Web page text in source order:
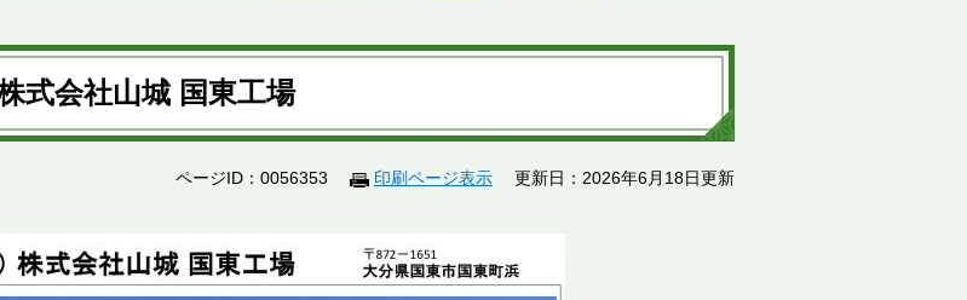
式会社山城 国東工場
ページID：0056353 印刷ページ表示 更新日：2026年6月18日更新